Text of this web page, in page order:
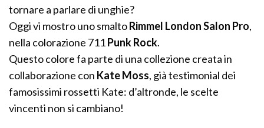
tornare a parlare di unghie?
Oggi vi mostro uno smaltoRimmel London Salon Pro,
nella colorazione 711Punk Rock.
Questo colore fa parte di una collezione creata in
collaborazione con Kate Moss, già testimonial dei
famosissimi rossetti Kate: d’altronde, le scelte
vincenti non si cambiano!